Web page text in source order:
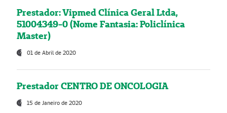
Prestador: Vipmed Clínica Geral Ltda,
51004349-0 (Nome Fantasia: Policlínica
Master)
01 de Abril de 2020
Prestador CENTRO DE ONCOLOGIA
15 de Janeiro de 2020